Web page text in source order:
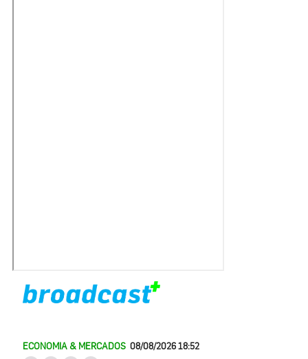
ECONOMIA & MERCADOS 08/08/2026 18:52